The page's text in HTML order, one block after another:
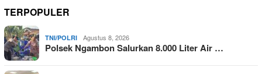
TERPOPULER
TNI/POLRI Agustus 8, 2026
Polsek Ngambon Salurkan 8.000 Liter Air …